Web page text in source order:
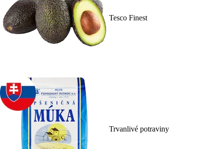
Tesco Finest
Trvanlivé potraviny